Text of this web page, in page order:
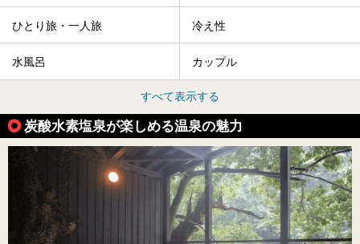
ひとり旅・一人旅 冷え性
水風呂 カップル
すべて表示する
炭酸水素塩泉が楽しめる温泉の魅力